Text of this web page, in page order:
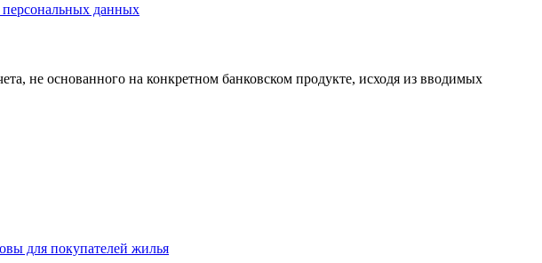
данных
не основанного на конкретном банковском продукте, исходя из вводимых
для покупателей жилья